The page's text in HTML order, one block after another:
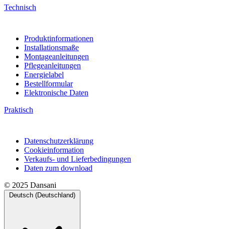
Technisch
Produktinformationen
Installationsmaße
Montageanleitungen
Pflegeanleitungen
Energielabel
Bestellformular
Elektronische Daten
Praktisch
Datenschutzerklärung
Cookieinformation
Verkaufs- und Lieferbedingungen
Daten zum download
© 2025 Dansani
Deutsch (Deutschland)